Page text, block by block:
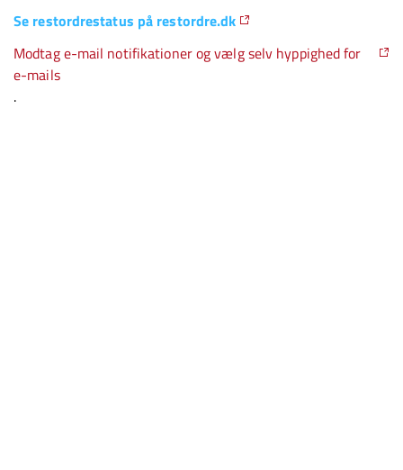
Se restordrestatus på restordre.dk
Modtag e-mail notifikationer og vælg selv hyppighed for
e-mails
.